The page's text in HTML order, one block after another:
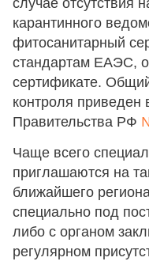
случае отсутствия
карантинного
фитосанитарный
стандартам ЕАЭС,
сертификате.
контроля приведен
Правительства РФ
Чаще всего
приглашаются на
ближайшего
специально под
либо с органом
регулярном